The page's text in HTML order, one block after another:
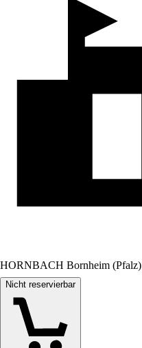
HORNBACH Bornheim (Pfalz)
Nicht reservierbar